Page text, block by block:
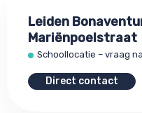
Leiden
Mariënpoelstraat
Schoollocatie – vraag
Direct contact